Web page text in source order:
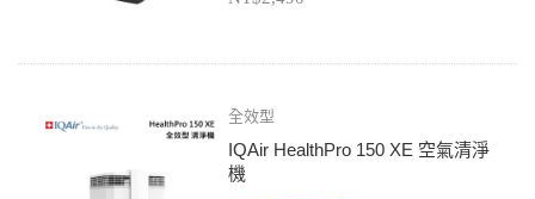
全效型
IQAir HealthPro 150 XE 空氣清淨
機